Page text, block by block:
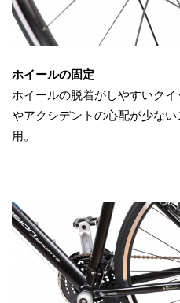
ホイールの固定
ホイールの脱着がしやすいク
やアクシデントの心配が少な
用。